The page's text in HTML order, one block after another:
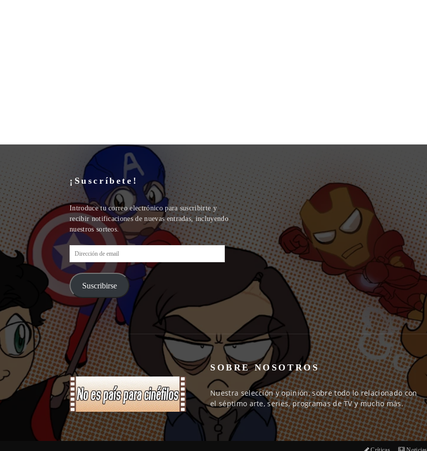
¡Suscríbete!
Introduce tu correo electrónico para suscribirte y
recibir notificaciones de nuevas entradas, incluyendo
nuestros sorteos.
Dirección
de
email
Suscribirse
SOBRE NOSOTROS
Nuestra selección y opinión, sobre todo lo relacionado con
el séptimo arte, series, programas de TV y mucho más.